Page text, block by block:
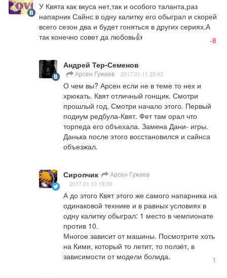
У Квята как вкуса нет,так и особого таланта,раз
напарник Сайнс в одну калитку его обыграл и скорей
всего сезон два и будет гоняться в других сериях.А
так конечно совет да любовь👍
-8
Андрей Тер-Семенов
Арсен Гужиев 2017.01.11 23:43
О чем вы? Арсен если не в теме то нех и
хрюкать. Квят отличный гонщик. Смотри
прошлый год. Смотри начало этого. Первый
подиум редбула-Квят. Фет там орал что
торпеда его объехала. Замена Дани- игры.
Данька после этого восстановился и сайнса
объезжал.
Сиропчик Арсен Гужиев
2017.01.10 19:09
А до этого Квят этого же самого напарника на
одинаковой технике и в равных условиях в
одну калитку обыграл: 1 место в чемпионате
против 10.
Многое зависит от машины. Посмотрите хоть
на Кими, который то летит, то ползёт, в
зависимости от модели болида.
1